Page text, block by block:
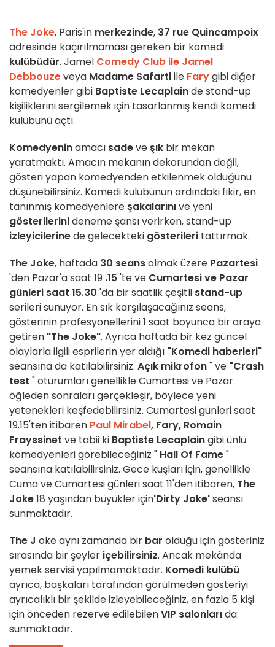
The Joke, Paris'in merkezinde, 37 rue Quincampoix
adresinde kaçırılmaması gereken bir komedi
kulübüdür. Jamel Comedy Club ile Jamel
Debbouzeveya Madame Safartiile Farygibi diğer
komedyenler gibi Baptiste Lecaplainde stand-up
kişiliklerini sergilemek için tasarlanmış kendi komedi
kulübünü açtı.
Komedyeninamacı sadeveşık bir mekan
yaratmaktı. Amacın mekanın dekorundan değil,
gösteri yapan komedyenden etkilenmek olduğunu
düşünebilirsiniz. Komedi kulübünün ardındaki fikir, en
tanınmış komedyenlereşakalarınıve yeni
gösterilerinideneme şansı verirken, stand-up
izleyicilerinede gelecekteki gösterileri tattırmak.
The Joke, haftada 30 seansolmak üzere Pazartesi
'den Pazar'a saat 19 .15 'te ve Cumartesi ve Pazar
günleri saat 15.30 'da bir saatlik çeşitli stand-up
serileri sunuyor. En sık karşılaşacağınız seans,
gösterinin profesyonellerini 1 saat boyunca bir araya
getiren "The Joke". Ayrıca haftada bir kez güncel
olaylarla ilgili esprilerin yer aldığı "Komedi haberleri"
seansına da katılabilirsiniz. Açık mikrofon" ve "Crash
test " oturumları genellikle Cumartesi ve Pazar
öğleden sonraları gerçekleşir, böylece yeni
yetenekleri keşfedebilirsiniz. Cumartesi günleri saat
19.15'ten itibaren Paul Mirabel, Fary, Romain
Frayssinet ve tabii ki Baptiste Lecaplaingibi ünlü
komedyenleri görebileceğiniz " Hall Of Fame"
seansına katılabilirsiniz. Gece kuşları için, genellikle
Cuma ve Cumartesi günleri saat 11'den itibaren, The
Joke18 yaşından büyükler için'Dirty Joke'seansı
sunmaktadır.
The J oke aynı zamanda bir bar olduğu için gösteriniz
sırasında bir şeyler içebilirsiniz. Ancak mekânda
yemek servisi yapılmamaktadır. Komedi kulübü
ayrıca, başkaları tarafından görülmeden gösteriyi
ayrıcalıklı bir şekilde izleyebileceğiniz, en fazla 5 kişi
için önceden rezerve edilebilenVIP salonlarıda
sunmaktadır.